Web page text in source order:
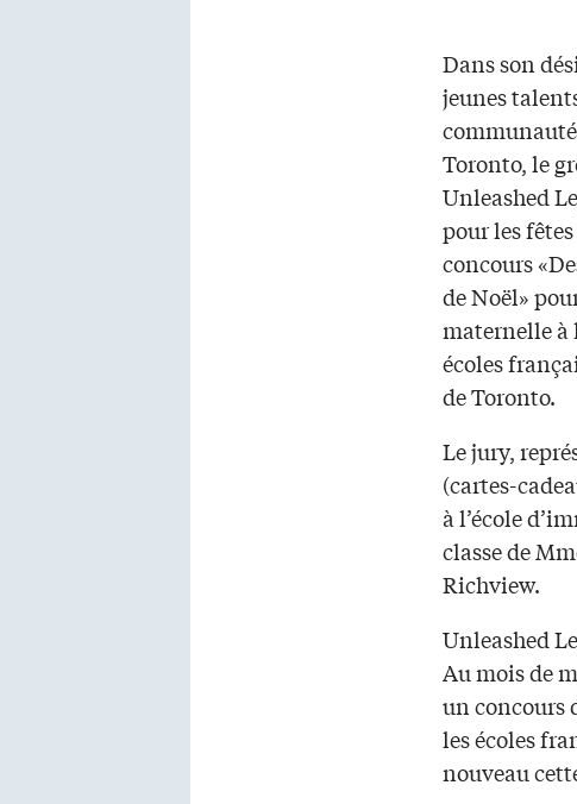
Dans son
jeunes
Toronto, le
Unleashed
pour les
concours
de Noël»
maternelle à
écoles
de Toronto.
Le jury,
(cartes-
à l’école
classe de
Richview.
Unleashed
Au mois de
un concours
les écoles
nouveau